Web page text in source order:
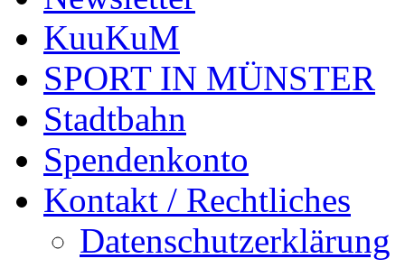
KuuKuM
SPORT IN MÜNSTER
Stadtbahn
Spendenkonto
Kontakt / Rechtliches
Datenschutzerklärung